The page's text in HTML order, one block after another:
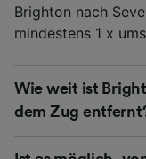
Brighton nach
mindestens 1 x
Wie weit ist
dem Zug